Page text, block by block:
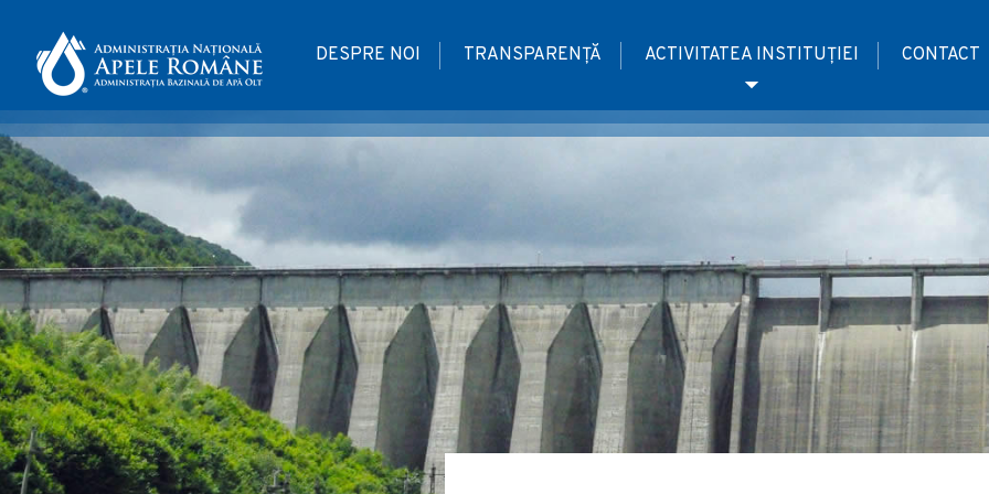
DESPRE NOI TRANSPARENȚĂ ACTIVITATEA INSTITUȚIEI CONTACT